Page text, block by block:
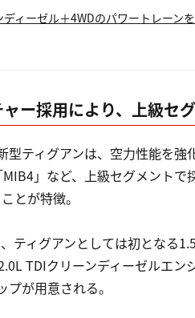
ィーゼル＋4WDのパワートレーン
ー採用により、上級セ
ティグアンは、空力性能を強
」など、上級セグメント
とが特徴。
ティグアンとしては初となる
TDIクリーンディーゼルエ
が用意される。